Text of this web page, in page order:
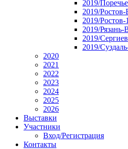
2019/
2019/Ростов-
2019/Ростов-
2019/Рязань-
2019/
2019/
2020
2021
2022
2023
2024
2025
2026
Выставки
Участники
Вход/Регистрация
Контакты